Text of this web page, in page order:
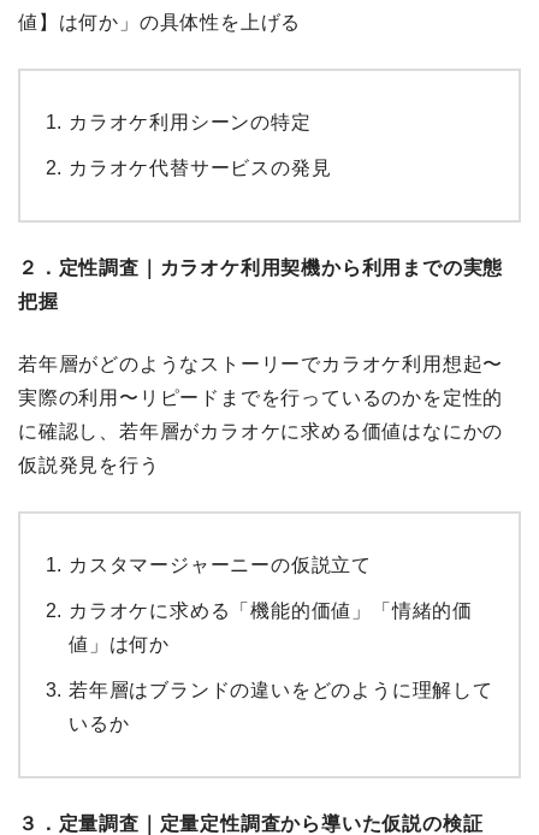
値】は何か」の具体性を上げる
カラオケ利用シーンの特定
カラオケ代替サービスの発見
２．定性調査｜カラオケ利用契機から利用までの実態
把握
若年層がどのようなストーリーでカラオケ利用想起〜
実際の利用〜リピードまでを行っているのかを定性的
に確認し、若年層がカラオケに求める価値はなにかの
仮説発見を行う
カスタマージャーニーの仮説立て
カラオケに求める「機能的価値」「情緒的価
値」は何か
若年層はブランドの違いをどのように理解して
いるか
３．定量調査｜定量定性調査から導いた仮説の検証